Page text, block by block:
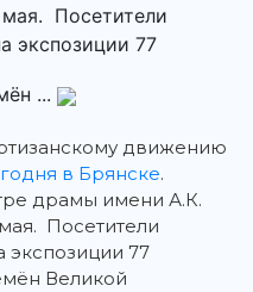
Посетители
экспозиции 77
...
движению
в Брянске.
драмы имени А.К.
Посетители
экспозиции 77
Великой